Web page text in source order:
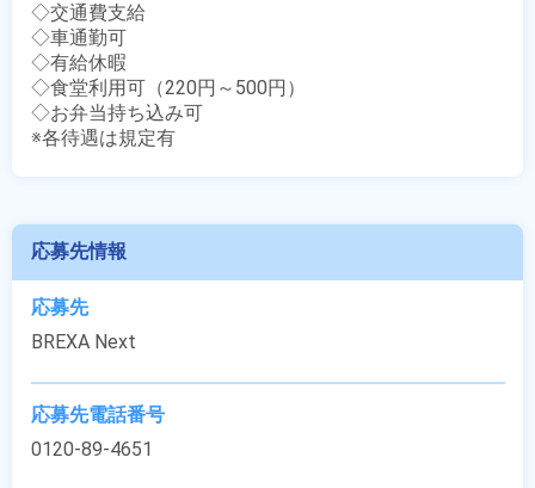
◇交通費支給
◇車通勤可
◇有給休暇
◇食堂利用可（220円～500円）
◇お弁当持ち込み可
※各待遇は規定有
応募先情報
応募先
BREXA Next
応募先電話番号
0120-89-4651